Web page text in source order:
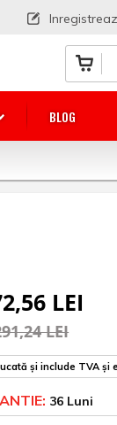
BLOG
LEI
LEI
și include TVA și
36 Luni